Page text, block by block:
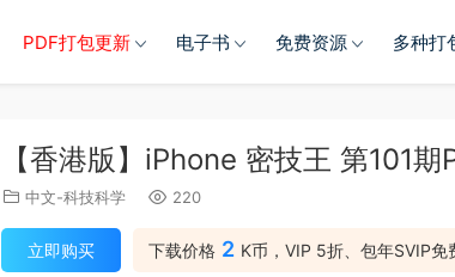
PDF打包更新 电子书 免费资源 多种打
【香港版】iPhone 密技王 第101
中文-科技科学 220
下载价格 2 K币，VIP 5折、包年SVIP免
立即购买